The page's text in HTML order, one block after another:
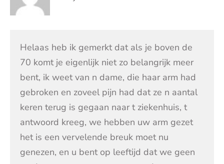
Helaas heb ik gemerkt dat als je boven de
70 komt je eigenlijk niet zo belangrijk meer
bent, ik weet van n dame, die haar arm had
gebroken en zoveel pijn had dat ze n aantal
keren terug is gegaan naar t ziekenhuis, t
antwoord kreeg, we hebben uw arm gezet
het is een vervelende breuk moet nu
genezen, en u bent op leeftijd dat we geen